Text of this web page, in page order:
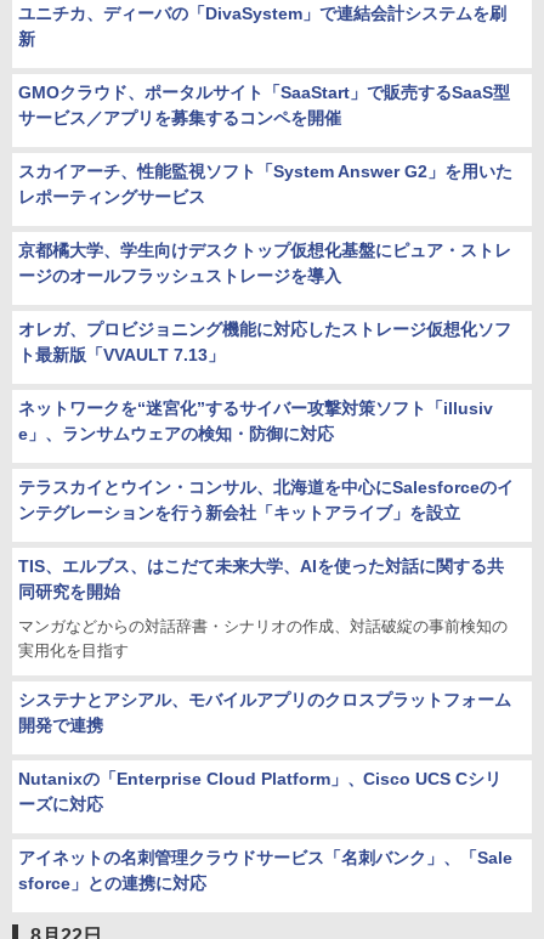
ユニチカ、ディーバの「DivaSystem」で連結会計システムを刷
新
GMOクラウド、ポータルサイト「SaaStart」で販売するSaaS型
サービス／アプリを募集するコンペを開催
スカイアーチ、性能監視ソフト「System Answer G2」を用いた
レポーティングサービス
京都橘大学、学生向けデスクトップ仮想化基盤にピュア・ストレ
ージのオールフラッシュストレージを導入
オレガ、プロビジョニング機能に対応したストレージ仮想化ソフ
ト最新版「VVAULT 7.13」
ネットワークを“迷宮化”するサイバー攻撃対策ソフト「illusiv
e」、ランサムウェアの検知・防御に対応
テラスカイとウイン・コンサル、北海道を中心にSalesforceのイ
ンテグレーションを行う新会社「キットアライブ」を設立
TIS、エルブス、はこだて未来大学、AIを使った対話に関する共
同研究を開始
マンガなどからの対話辞書・シナリオの作成、対話破綻の事前検知の
実用化を目指す
システナとアシアル、モバイルアプリのクロスプラットフォーム
開発で連携
Nutanixの「Enterprise Cloud Platform」、Cisco UCS Cシリ
ーズに対応
アイネットの名刺管理クラウドサービス「名刺バンク」、「Sale
sforce」との連携に対応